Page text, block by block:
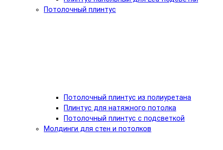
Потолочный плинтус
Потолочный плинтус из полиуретана
Плинтус для натяжного потолка
Потолочный плинтус с подсветкой
Молдинги для стен и потолков